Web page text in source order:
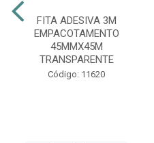
FITA ADESIVA 3M
EMPACOTAMENTO
45MMX45M
TRANSPARENTE
Código: 11620